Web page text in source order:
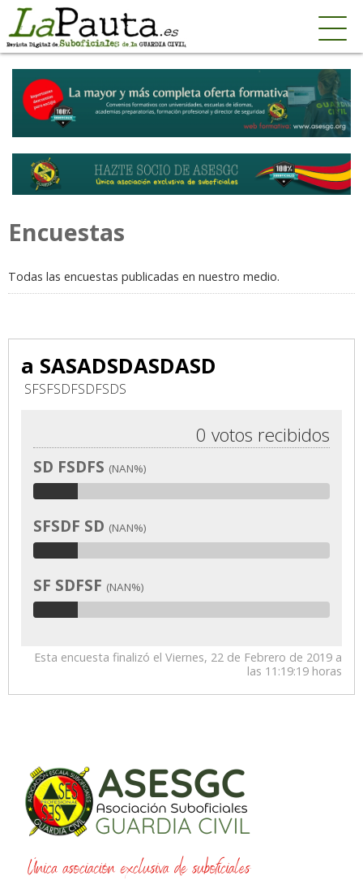
Encuestas
Todas las encuestas publicadas en nuestro medio.
a SASADSDASDASD
SFSFSDFSDFSDS
0 votos recibidos
SD FSDFS (NAN%)
SFSDF SD (NAN%)
SF SDFSF (NAN%)
Esta encuesta finalizó el Viernes, 22 de Febrero de 2019 a
las 11:19:19 horas